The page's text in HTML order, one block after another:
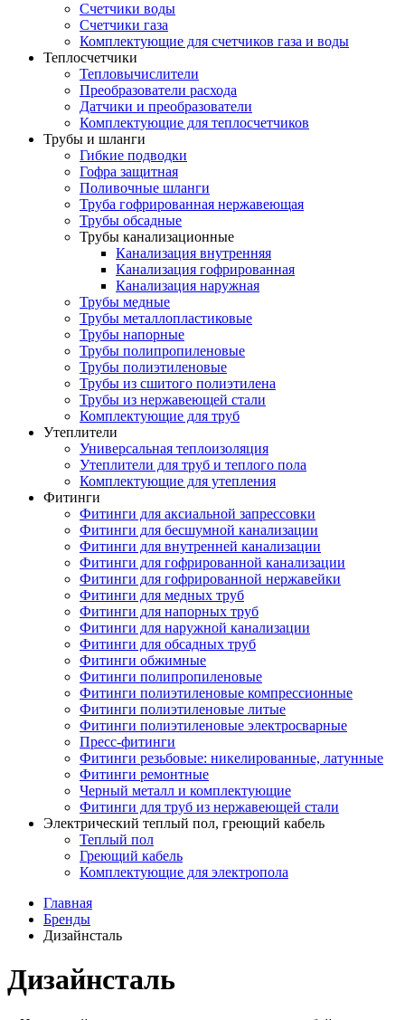
Счетчики воды
Счетчики газа
Комплектующие для счетчиков газа и воды
Теплосчетчики
Тепловычислители
Преобразователи расхода
Датчики и преобразователи
Комплектующие для теплосчетчиков
Трубы и шланги
Гибкие подводки
Гофра защитная
Поливочные шланги
Труба гофрированная нержавеющая
Трубы обсадные
Трубы канализационные
Канализация внутренняя
Канализация гофрированная
Канализация наружная
Трубы медные
Трубы металлопластиковые
Трубы напорные
Трубы полипропиленовые
Трубы полиэтиленовые
Трубы из сшитого полиэтилена
Трубы из нержавеющей стали
Комплектующие для труб
Утеплители
Универсальная теплоизоляция
Утеплители для труб и теплого пола
Комплектующие для утепления
Фитинги
Фитинги для аксиальной запрессовки
Фитинги для бесшумной канализации
Фитинги для внутренней канализации
Фитинги для гофрированной канализации
Фитинги для гофрированной нержавейки
Фитинги для медных труб
Фитинги для напорных труб
Фитинги для наружной канализации
Фитинги для обсадных труб
Фитинги обжимные
Фитинги полипропиленовые
Фитинги полиэтиленовые компрессионные
Фитинги полиэтиленовые литые
Фитинги полиэтиленовые электросварные
Пресс-фитинги
Фитинги резьбовые: никелированные, латунные
Фитинги ремонтные
Черный металл и комплектующие
Фитинги для труб из нержавеющей стали
Электрический теплый пол, греющий кабель
Теплый пол
Греющий кабель
Комплектующие для электропола
Главная
Бренды
Дизайнсталь
Дизайнсталь